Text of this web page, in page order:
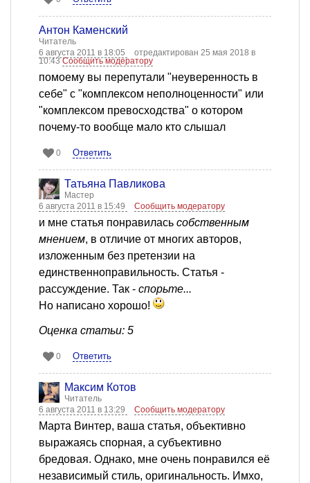
Антон Каменский
Читатель
6 августа 2011 в 18:05
отредактирован 25 мая 2018 в
10:43Сообщить модератору
помоему вы перепутали "неуверенность в
себе" с "комплексом неполноценности" или
"комплексом превосходства" о котором
почему-то вообще мало кто слышал
0 Ответить
Татьяна Павликова
Мастер
6 августа 2011 в 15:49
Сообщить модератору
и мне статья понравилась собственным
мнением, в отличие от многих авторов,
изложенным без претензии на
единственноправильность. Статья -
рассуждение. Так - спорьте...
Но написано хорошо!
Оценка статьи: 5
0 Ответить
Максим Котов
Читатель
6 августа 2011 в 13:29
Сообщить модератору
Марта Винтер, ваша статья, объективно
выражаясь спорная, а субъективно
бредовая. Однако, мне очень понравился её
независимый стиль, оригинальность. Имхо,